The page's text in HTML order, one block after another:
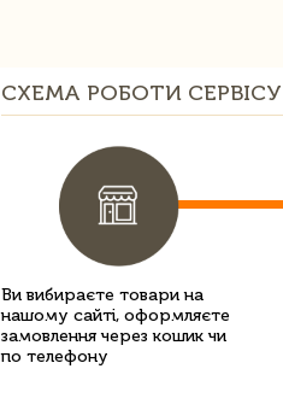
СХЕМА РОБОТИ СЕРВІСУ
Ви вибираєте товари на
нашому сайті, оформляєте
замовлення через кошик чи
по телефону